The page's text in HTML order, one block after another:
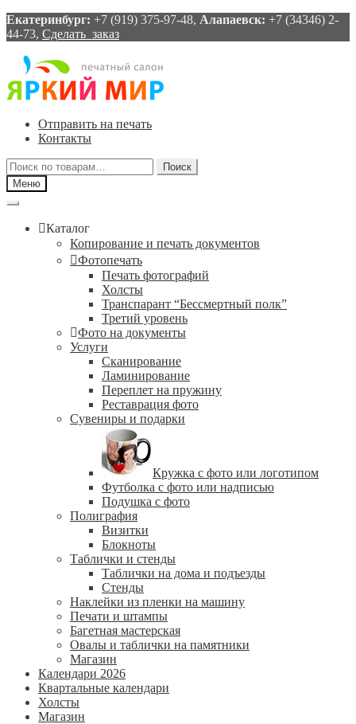
Екатеринбург: +7 (919) 375-97-48, Алапаевск: +7 (34346) 2-
44-73, Сделать заказ
Перейти
навигации
Перейти
содержимому
Отправить на печать
Контакты
Искать:
Поиск
Меню
Каталог
Копирование и печать документов
Фотопечать
Печать фотографий
Холсты
Транспарант “Бессмертный полк”
Третий уровень
Фото на документы
Услуги
Сканирование
Ламинирование
Переплет на пружину
Реставрация фото
Сувениры и подарки
Кружка с фото или логотипом
Футболка с фото или надписью
Подушка с фото
Полиграфия
Визитки
Блокноты
Таблички и стенды
Таблички на дома и подъезды
Стенды
Наклейки из пленки на машину
Печати и штампы
Багетная мастерская
Овалы и таблички на памятники
Магазин
Календари 2026
Квартальные календари
Холсты
Магазин